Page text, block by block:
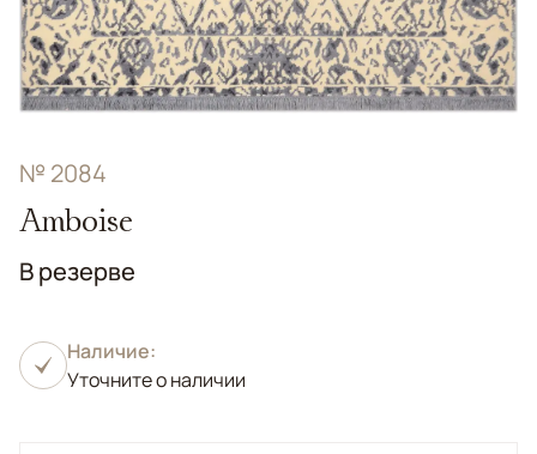
№ 2084
Amboise
В резерве
Наличие:
Уточните о наличии